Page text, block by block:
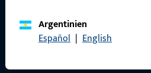
Argentinien
Español | English
Kontakt